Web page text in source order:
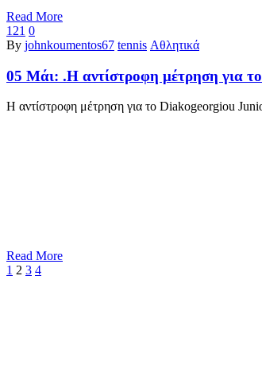
Read More
121 0
By johnkoumentos67 tennis Αθλητικά
05 Μάι: .Η αντίστροφη μέτρηση για
Η αντίστροφη μέτρηση για το Diakogeorgiou
Read More
1 2 3 4